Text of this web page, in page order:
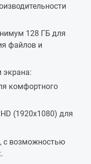
128 ГБ для
файлов и
экрана:
комфортного
(1920x1080) для
с возможностью